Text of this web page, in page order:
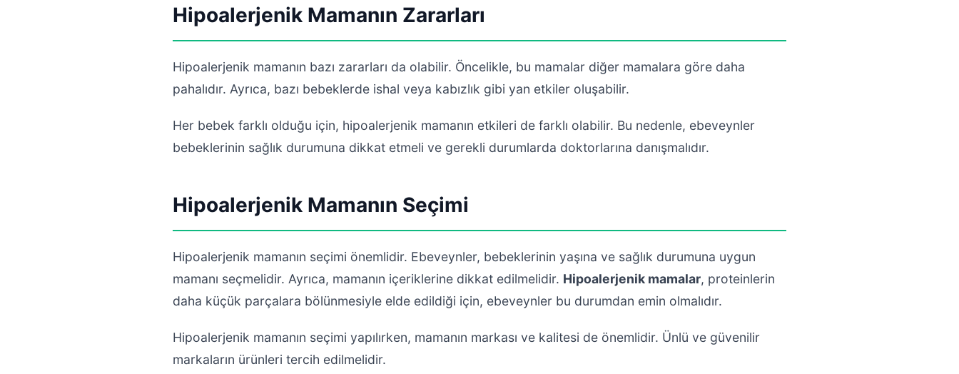
Hipoalerjenik Mamanın Zararları
Hipoalerjenik mamanın bazı zararları da olabilir. Öncelikle, bu mamalar diğer mamalara göre daha
pahalıdır. Ayrıca, bazı bebeklerde ishal veya kabızlık gibi yan etkiler oluşabilir.
Her bebek farklı olduğu için, hipoalerjenik mamanın etkileri de farklı olabilir. Bu nedenle, ebeveynler
bebeklerinin sağlık durumuna dikkat etmeli ve gerekli durumlarda doktorlarına danışmalıdır.
Hipoalerjenik Mamanın Seçimi
Hipoalerjenik mamanın seçimi önemlidir. Ebeveynler, bebeklerinin yaşına ve sağlık durumuna uygun
mamanı seçmelidir. Ayrıca, mamanın içeriklerine dikkat edilmelidir. Hipoalerjenik mamalar, proteinlerin
daha küçük parçalara bölünmesiyle elde edildiği için, ebeveynler bu durumdan emin olmalıdır.
Hipoalerjenik mamanın seçimi yapılırken, mamanın markası ve kalitesi de önemlidir. Ünlü ve güvenilir
markaların ürünleri tercih edilmelidir.